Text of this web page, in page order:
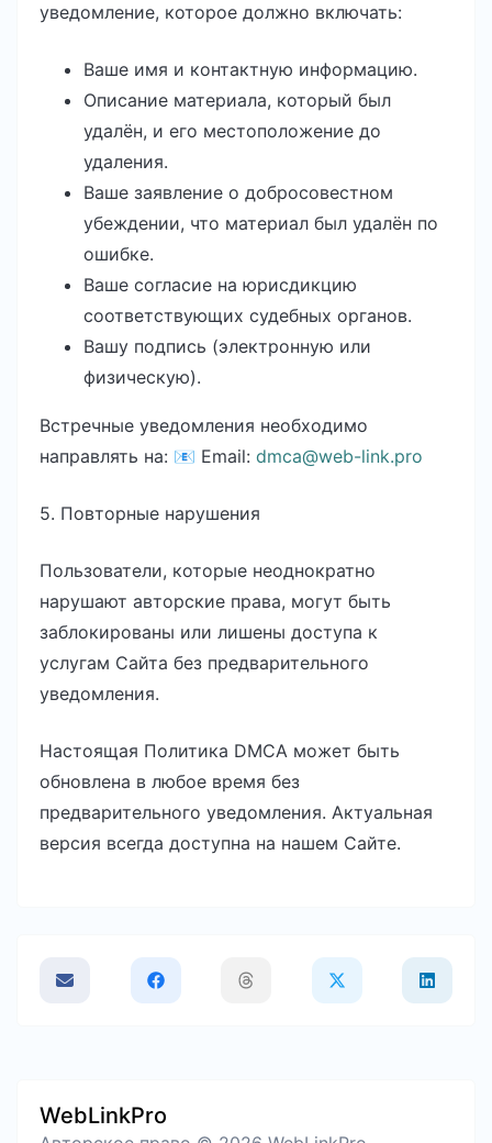
уведомление, которое должно включать:
Ваше имя и контактную информацию.
Описание материала, который был
удалён, и его местоположение до
удаления.
Ваше заявление о добросовестном
убеждении, что материал был удалён по
ошибке.
Ваше согласие на юрисдикцию
соответствующих судебных органов.
Вашу подпись (электронную или
физическую).
Встречные уведомления необходимо
направлять на: 📧 Email: dmca@web-link.pro
5. Повторные нарушения
Пользователи, которые неоднократно
нарушают авторские права, могут быть
заблокированы или лишены доступа к
услугам Сайта без предварительного
уведомления.
Настоящая Политика DMCA может быть
обновлена в любое время без
предварительного уведомления. Актуальная
версия всегда доступна на нашем Сайте.
WebLinkPro